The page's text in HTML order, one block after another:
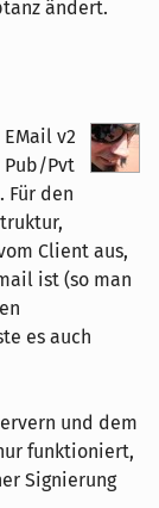
ändert.
v2
Pub/Pvt
Für den
Client aus,
ist (so man
es auch
und dem
funktioniert,
Signierung